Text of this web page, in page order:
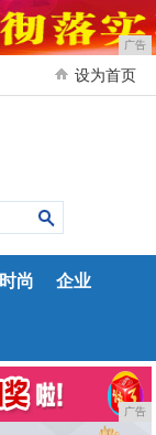
广告
设为首页
时尚 企业
广告